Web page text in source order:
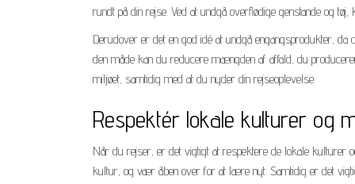
rundt på din rejse. Ved at undgå overflødige genstande og
Derudover er det en god idé at undgå engangsprodukter,
den måde kan du reducere mængden af affald, du
miljøet, samtidig med at du nyder din rejseoplevelse.
Respektér lokale kulturer og
Når du rejser, er det vigtigt at respektere de lokale kulturer
kultur, og vær åben over for at lære nyt. Samtidig er det